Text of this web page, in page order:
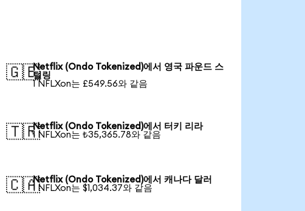
🇬🇧Netflix (Ondo Tokenized)에서 영국 파운드 스
털링
1 NFLXon는 £549.56와 같음
🇹🇷Netflix (Ondo Tokenized)에서 터키 리라
1 NFLXon는 ₺35,365.78와 같음
🇨🇦Netflix (Ondo Tokenized)에서 캐나다 달러
1 NFLXon는 $1,034.37와 같음